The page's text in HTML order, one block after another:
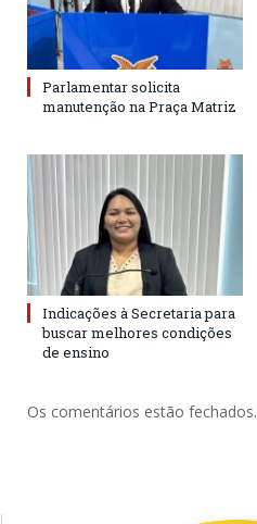
Parlamentar solicita
manutenção na Praça Matriz
Indicações à Secretaria para
buscar melhores condições
de ensino
Os comentários estão fechados.